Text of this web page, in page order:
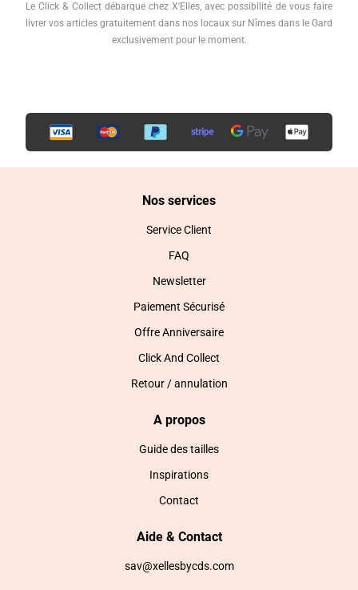
Le Click & Collect débarque chez X'Elles, avec possibilité de vous faire
livrer vos articles gratuitement dans nos locaux sur Nîmes dans le Gard
exclusivement pour le moment.
Nos services
Service Client
FAQ
Newsletter
Paiement Sécurisé
Offre Anniversaire
Click And Collect
Retour / annulation
A propos
Guide des tailles
Inspirations
Contact
Aide & Contact
sav@xellesbycds.com